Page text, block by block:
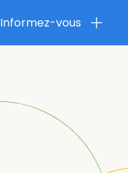
Informez-vous